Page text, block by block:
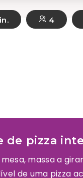
4
de pizza
massa a
de uma pizza